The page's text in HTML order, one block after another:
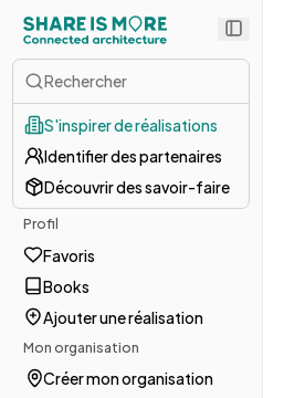
Rechercher
S'inspirer de réalisations
Identifier des partenaires
Découvrir des savoir-faire
Profil
Favoris
Books
Ajouter une réalisation
Mon organisation
Créer mon organisation